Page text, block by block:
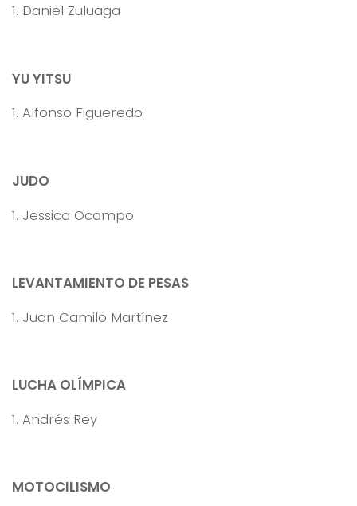
1. Daniel Zuluaga
YU YITSU
1. Alfonso Figueredo
JUDO
1. Jessica Ocampo
LEVANTAMIENTO DE PESAS
1. Juan Camilo Martínez
LUCHA OLÍMPICA
1. Andrés Rey
MOTOCILISMO